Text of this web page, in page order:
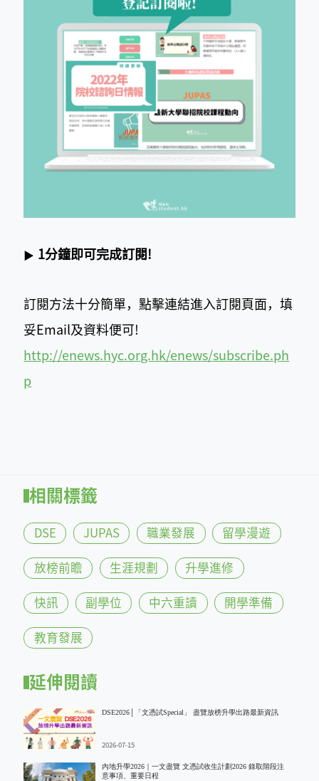
▶ 1分鐘即可完成訂閱!
訂閱方法十分簡單，點擊連結進入訂閱頁面，填
妥Email及資料便可!
http://enews.hyc.org.hk/enews/subscribe.ph
p
相關標籤
DSE JUPAS 職業發展 留學漫遊
放榜前瞻 生涯規劃 升學進修
快訊 副學位 中六重讀 開學準備
教育發展
延伸閱讀
DSE2026│「文憑試Special」 盡覽放榜升學出路最新資訊
2026-07-15
內地升學2026｜一文盡覽 文憑試收生計劃2026 錄取階段注
意事項、重要日程